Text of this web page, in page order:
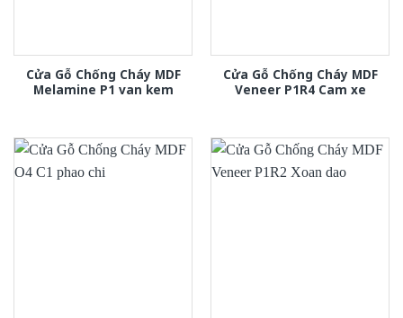
Cửa Gỗ Chống Cháy MDF
Melamine P1 van kem
Cửa Gỗ Chống Cháy MDF
Veneer P1R4 Cam xe